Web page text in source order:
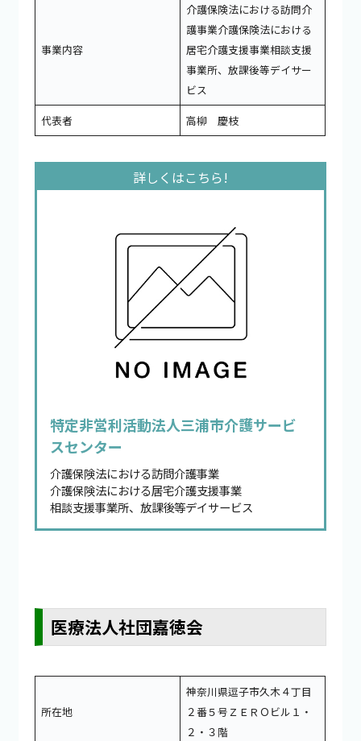
事業内容
介護保険法における訪問介
護事業介護保険法における
居宅介護支援事業相談支援
事業所、放課後等デイサー
ビス
代表者
高柳 慶枝
特定非営利活動法人三浦市介護サービ
スセンター
介護保険法における訪問介護事業
介護保険法における居宅介護支援事業
相談支援事業所、放課後等デイサービス
医療法人社団嘉徳会
所在地
神奈川県逗子市久木４丁目
２番５号ＺＥＲＯビル１・
２・３階